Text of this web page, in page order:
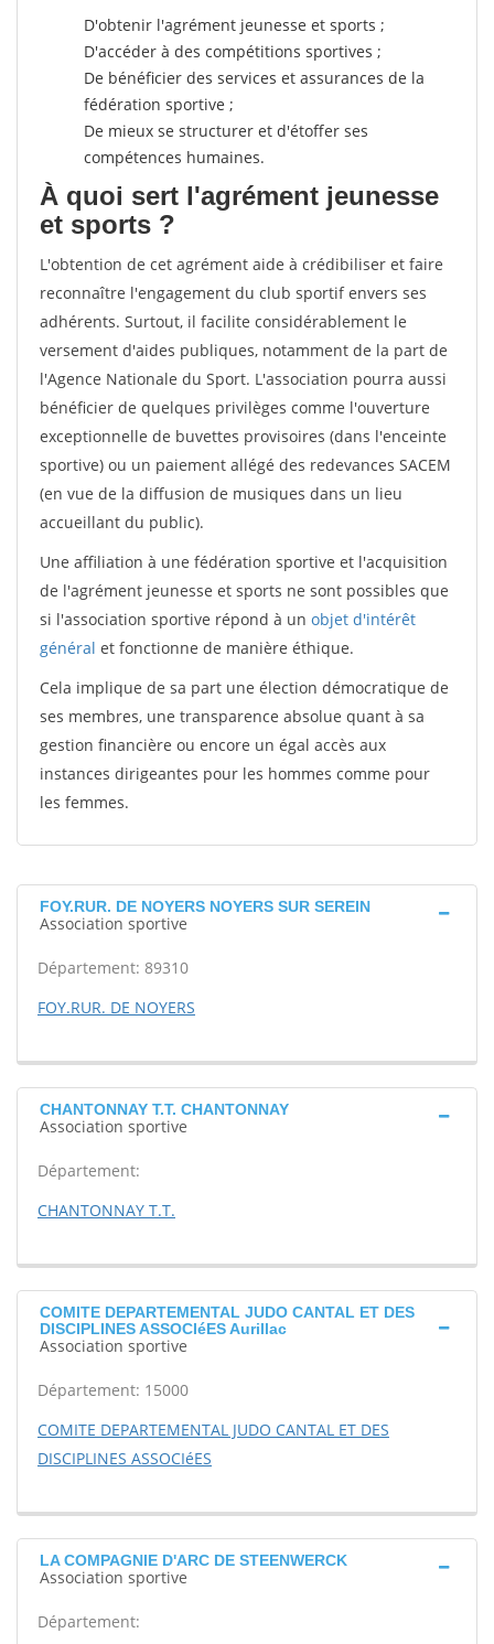
D'obtenir l'agrément jeunesse et sports ;
D'accéder à des compétitions sportives ;
De bénéficier des services et assurances de la
fédération sportive ;
De mieux se structurer et d'étoffer ses
compétences humaines.
À quoi sert l'agrément jeunesse
et sports ?
L'obtention de cet agrément aide à crédibiliser et faire
reconnaître l'engagement du club sportif envers ses
adhérents. Surtout, il facilite considérablement le
versement d'aides publiques, notamment de la part de
l'Agence Nationale du Sport. L'association pourra aussi
bénéficier de quelques privilèges comme l'ouverture
exceptionnelle de buvettes provisoires (dans l'enceinte
sportive) ou un paiement allégé des redevances SACEM
(en vue de la diffusion de musiques dans un lieu
accueillant du public).
Une affiliation à une fédération sportive et l'acquisition
de l'agrément jeunesse et sports ne sont possibles que
si l'association sportive répond à un objet d'intérêt
général et fonctionne de manière éthique.
Cela implique de sa part une élection démocratique de
ses membres, une transparence absolue quant à sa
gestion financière ou encore un égal accès aux
instances dirigeantes pour les hommes comme pour
les femmes.
FOY.RUR. DE NOYERS NOYERS SUR SEREIN
Association sportive
Département: 89310
FOY.RUR. DE NOYERS
CHANTONNAY T.T. CHANTONNAY
Association sportive
Département:
CHANTONNAY T.T.
COMITE DEPARTEMENTAL JUDO CANTAL ET DES
DISCIPLINES ASSOCIéES Aurillac
Association sportive
Département: 15000
COMITE DEPARTEMENTAL JUDO CANTAL ET DES
DISCIPLINES ASSOCIéES
LA COMPAGNIE D'ARC DE STEENWERCK
Association sportive
Département: